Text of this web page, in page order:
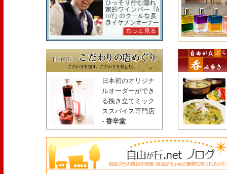
日本初のオリジナ
ルオーダーができ
る挽き立てミック
ススパイス専門店
- 香辛堂